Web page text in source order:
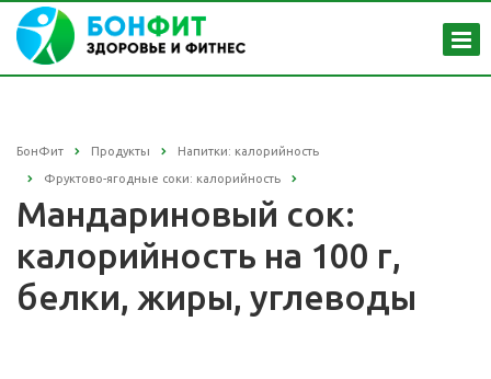
БонФит Продукты Напитки: калорийность
Фруктово-ягодные соки: калорийность
Мандариновый сок:
калорийность на 100 г,
белки, жиры, углеводы